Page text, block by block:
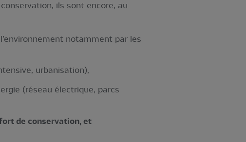
ils sont encore, au
notamment par les
urbanisation),
(réseau électrique, parcs
de conservation, et